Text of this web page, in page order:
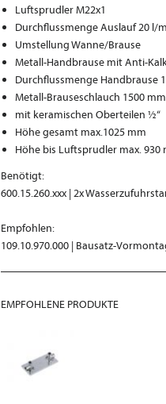
Luftsprudler M22x1
Durchflussmenge Auslauf 20 l/
Umstellung Wanne/Brause
Metall-Handbrause mit Anti-
Durchflussmenge Handbrause
Metall-Brauseschlauch 1500 mm
mit keramischen Oberteilen ½“
Höhe gesamt max.1025 mm
Höhe bis Luftsprudler max. 930
Benötigt:
600.15.260.xxx | 2x
Empfohlen:
109.10.970.000 | Bausatz-
EMPFOHLENE PRODUKTE